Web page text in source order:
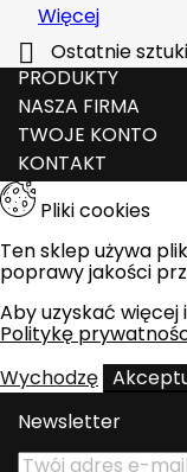
Więcej

Ostatnie
PRODUKTY
NASZA FIRMA
TWOJE KONTO
KONTAKT
Pliki cookies
Ten sklep używa
poprawy jakości
Aby uzyskać
Politykę
Wychodzę
Newsletter